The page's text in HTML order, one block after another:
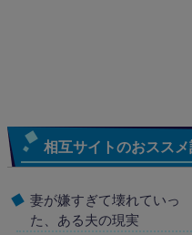
相互サイトのおススメ
妻が嫌すぎて壊れていっ
た、ある夫の現実